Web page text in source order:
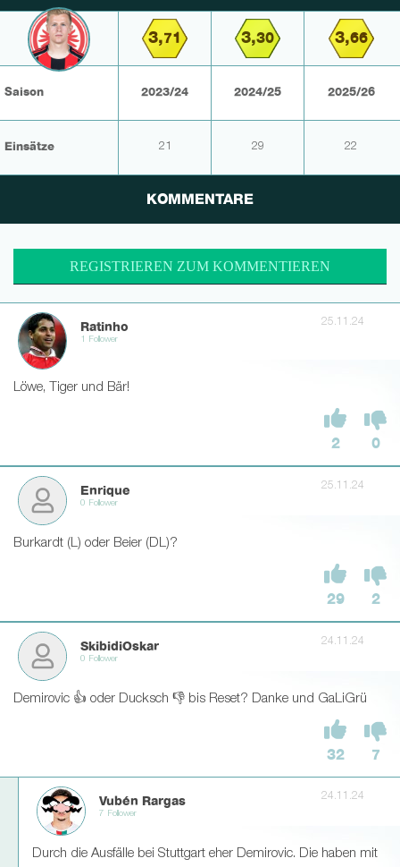
3,71 3,30 3,66
Saison 2023/24 2024/25 2025/26
Einsätze 21 29 22
KOMMENTARE
REGISTRIEREN ZUM KOMMENTIEREN
Ratinho
1 Follower
25.11.24
Löwe, Tiger und Bär!
2 0
Enrique
0 Follower
25.11.24
Burkardt (L) oder Beier (DL)?
29 2
SkibidiOskar
0 Follower
24.11.24
Demirovic 👍 oder Ducksch 👎 bis Reset? Danke und GaLiGrü
32 7
Vubén Rargas
7 Follower
24.11.24
Durch die Ausfälle bei Stuttgart eher Demirovic. Die haben mit